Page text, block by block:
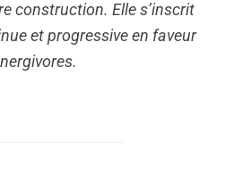
construction. Elle s’inscrit
et progressive en faveur